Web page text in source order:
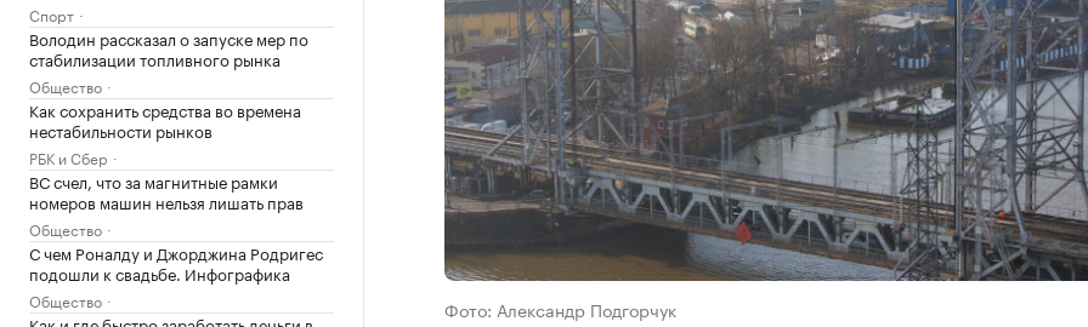
Спорт
Володин рассказал о запуске мер по
стабилизации топливного рынка
Общество
Как сохранить средства во времена
нестабильности рынков
РБК и Сбер
ВС счел, что за магнитные рамки
номеров машин нельзя лишать прав
Общество
С чем Роналду и Джорджина Родригес
подошли к свадьбе. Инфографика
Общество Фото: Александр Подгорчук